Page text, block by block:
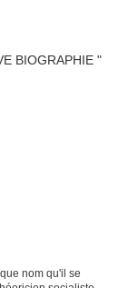
nom qu'il se